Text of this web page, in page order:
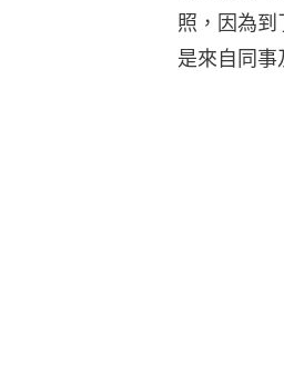
照，因為到
是來自同事